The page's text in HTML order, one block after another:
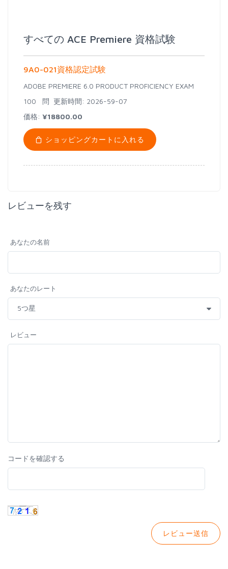
すべての ACE Premiere 資格試験
9A0-021資格認定試験
ADOBE PREMIERE 6.0 PRODUCT PROFICIENCY EXAM
100 問 更新時間: 2026-59-07
価格: ¥18800.00
ショッピングカートに入れる
レビューを残す
あなたの名前
あなたのレート
レビュー
コードを確認する